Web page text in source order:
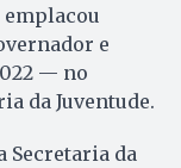
e
— no
da Juventude.
Secretaria da